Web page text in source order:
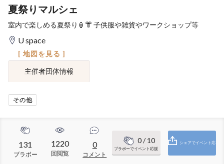
夏祭りマルシェ
室内で楽しめる夏祭り🏮👘 子供服や雑貨やワークショップ等
U space
[ 地図を見る ]
主催者団体情報
その他
131
ブラボー
1220
回閲覧
0
コメント
0/ 10
ブラボーでイベント応援
シェアでイベント応